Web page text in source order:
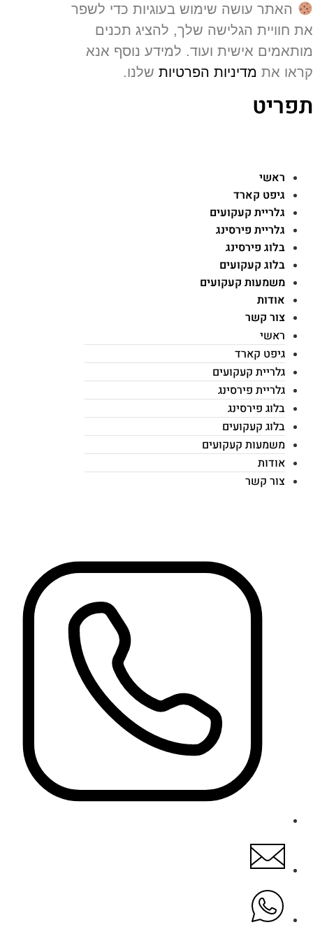
האתר עושה שימוש בעוגיות כדי לשפר
חוויית הגלישה שלך, להציג תכנים
אישית ועוד. למידע נוסף אנא
אתמדיניות הפרטיותשלנו.
ראשי
גיפט קארד
גלריית קעקועים
גלריית פירסינג
בלוג פירסינג
בלוג קעקועים
משמעות קעקועים
אודות
צור קשר
ראשי
גיפט קארד
גלריית קעקועים
גלריית פירסינג
בלוג פירסינג
בלוג קעקועים
משמעות קעקועים
אודות
צור קשר